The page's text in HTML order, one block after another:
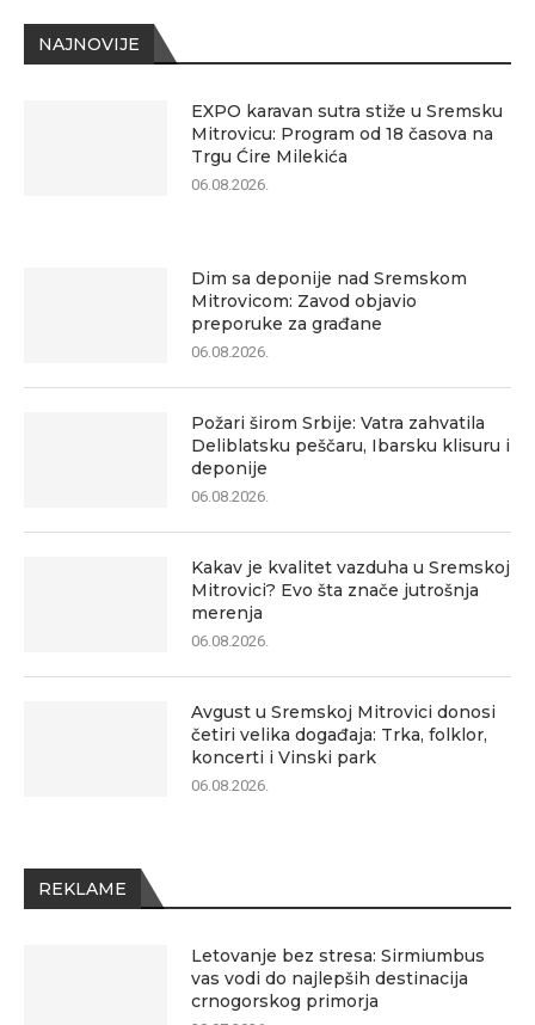
NAJNOVIJE
EXPO karavan sutra stiže u Sremsku
Mitrovicu: Program od 18 časova na
Trgu Ćire Milekića
06.08.2026.
Dim sa deponije nad Sremskom
Mitrovicom: Zavod objavio
preporuke za građane
06.08.2026.
Požari širom Srbije: Vatra zahvatila
Deliblatsku peščaru, Ibarsku klisuru i
deponije
06.08.2026.
Kakav je kvalitet vazduha u Sremskoj
Mitrovici? Evo šta znače jutrošnja
merenja
06.08.2026.
Avgust u Sremskoj Mitrovici donosi
četiri velika događaja: Trka, folklor,
koncerti i Vinski park
06.08.2026.
REKLAME
Letovanje bez stresa: Sirmiumbus
vas vodi do najlepših destinacija
crnogorskog primorja